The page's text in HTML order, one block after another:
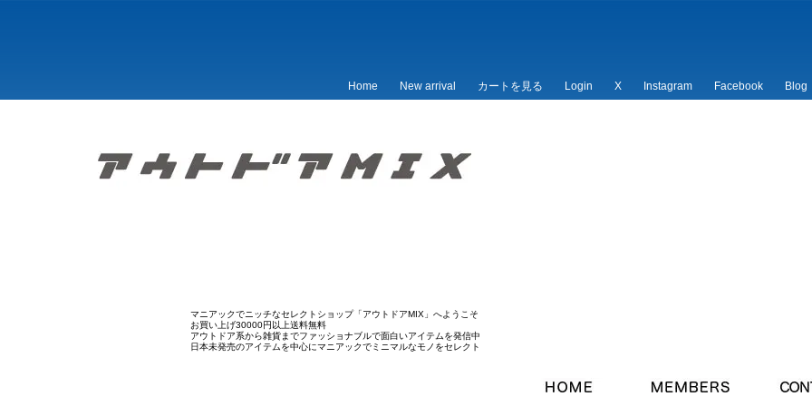
Home New arrival カートを見る Login X Instagram Facebook Blog
マニアックでニッチなセレクトショップ「アウトドアMIX」へようこそ
お買い上げ30000円以上送料無料
アウトドア系から雑貨までファッショナブルで面白いアイテムを発信中
日本未発売のアイテムを中心にマニアックでミニマルなモノをセレクト